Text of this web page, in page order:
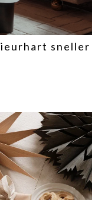
sneller